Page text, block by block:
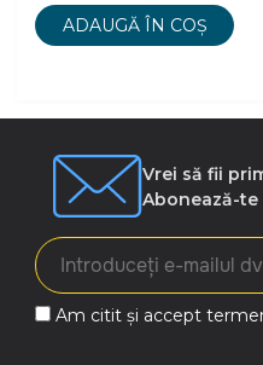
ADAUGĂ ÎN COȘ
Vrei să fii
Abonează-
Am citit și accept